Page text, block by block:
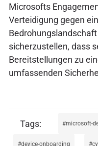
Microsofts
Verteidigung gegen
sicherzustellen, dass
Bereitstellungen zu
umfassenden
microsoft-
device-onboarding